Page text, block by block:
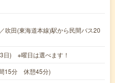
吹田(東海道本線)駅から民間バス20
日) ※曜日は選べます！
15分 休憩45分)